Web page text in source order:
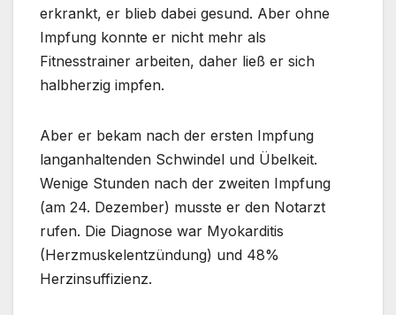
erkrankt, er blieb dabei gesund. Aber ohne
Impfung konnte er nicht mehr als
Fitnesstrainer arbeiten, daher ließ er sich
halbherzig impfen.
Aber er bekam nach der ersten Impfung
langanhaltenden Schwindel und Übelkeit.
Wenige Stunden nach der zweiten Impfung
(am 24. Dezember) musste er den Notarzt
rufen. Die Diagnose war Myokarditis
(Herzmuskelentzündung) und 48%
Herzinsuffizienz.